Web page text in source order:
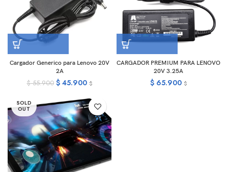
Cargador Generico para Lenovo 20V
2A
$55.900 $45.900 $
CARGADOR PREMIUM PARA LENOVO
20V 3.25A
$65.900 $
SOLD
OUT